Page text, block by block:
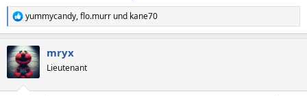
R
e
k
t
i
yummycandy,flo.murr und kane70
mryx
Lieutenant